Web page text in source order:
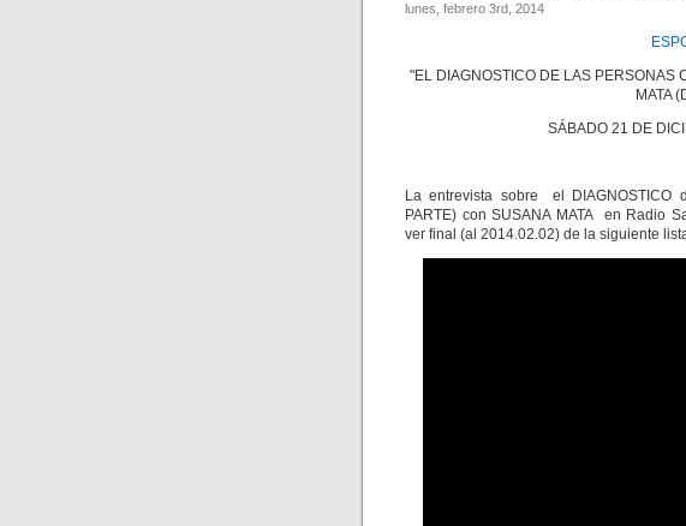
lunes, febrero 3rd, 2014
"EL DIAGNOSTICO DE LAS
MATA
SÁBADO 21 DE
La entrevista sobre el DIAGNOSTICO
PARTE) con SUSANA MATA en Radio
ver final (al 2014.02.02) de la siguiente